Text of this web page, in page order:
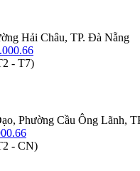
Hải Châu, TP. Đà Nẵng
- T7)
Phường Cầu Ông Lãnh,
- CN)